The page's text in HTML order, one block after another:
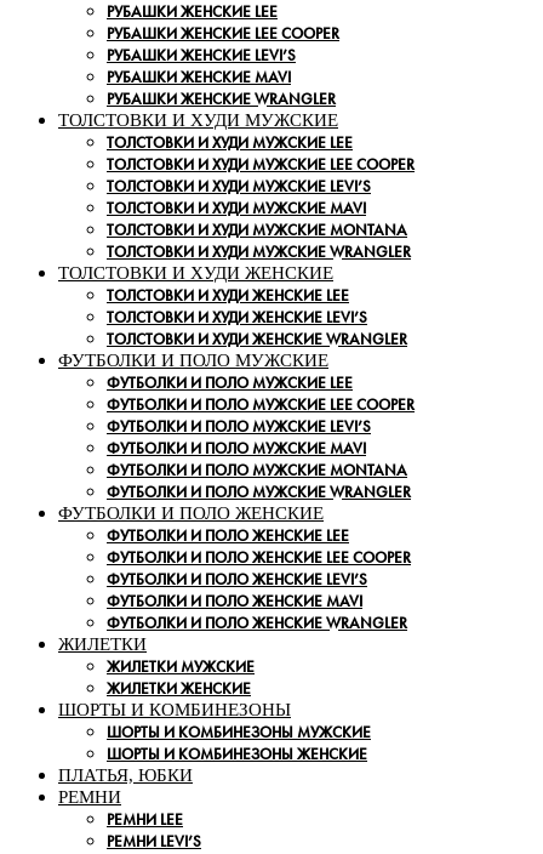
РУБАШКИ ЖЕНСКИЕ LEE
РУБАШКИ ЖЕНСКИЕ LEE COOPER
РУБАШКИ ЖЕНСКИЕ LEVI’S
РУБАШКИ ЖЕНСКИЕ MAVI
РУБАШКИ ЖЕНСКИЕ WRANGLER
ТОЛСТОВКИ И ХУДИ МУЖСКИЕ
ТОЛСТОВКИ И ХУДИ МУЖСКИЕ LEE
ТОЛСТОВКИ И ХУДИ МУЖСКИЕ LEE COOPER
ТОЛСТОВКИ И ХУДИ МУЖСКИЕ LEVI’S
ТОЛСТОВКИ И ХУДИ МУЖСКИЕ MAVI
ТОЛСТОВКИ И ХУДИ МУЖСКИЕ MONTANA
ТОЛСТОВКИ И ХУДИ МУЖСКИЕ WRANGLER
ТОЛСТОВКИ И ХУДИ ЖЕНСКИЕ
ТОЛСТОВКИ И ХУДИ ЖЕНСКИЕ LEE
ТОЛСТОВКИ И ХУДИ ЖЕНСКИЕ LEVI’S
ТОЛСТОВКИ И ХУДИ ЖЕНСКИЕ WRANGLER
ФУТБОЛКИ И ПОЛО МУЖСКИЕ
ФУТБОЛКИ И ПОЛО МУЖСКИЕ LEE
ФУТБОЛКИ И ПОЛО МУЖСКИЕ LEE COOPER
ФУТБОЛКИ И ПОЛО МУЖСКИЕ LEVI’S
ФУТБОЛКИ И ПОЛО МУЖСКИЕ MAVI
ФУТБОЛКИ И ПОЛО МУЖСКИЕ MONTANA
ФУТБОЛКИ И ПОЛО МУЖСКИЕ WRANGLER
ФУТБОЛКИ И ПОЛО ЖЕНСКИЕ
ФУТБОЛКИ И ПОЛО ЖЕНСКИЕ LEE
ФУТБОЛКИ И ПОЛО ЖЕНСКИЕ LEE COOPER
ФУТБОЛКИ И ПОЛО ЖЕНСКИЕ LEVI’S
ФУТБОЛКИ И ПОЛО ЖЕНСКИЕ MAVI
ФУТБОЛКИ И ПОЛО ЖЕНСКИЕ WRANGLER
ЖИЛЕТКИ
ЖИЛЕТКИ МУЖСКИЕ
ЖИЛЕТКИ ЖЕНСКИЕ
ШОРТЫ И КОМБИНЕЗОНЫ
ШОРТЫ И КОМБИНЕЗОНЫ МУЖСКИЕ
ШОРТЫ И КОМБИНЕЗОНЫ ЖЕНСКИЕ
ПЛАТЬЯ, ЮБКИ
РЕМНИ
РЕМНИ LEE
РЕМНИ LEVI’S